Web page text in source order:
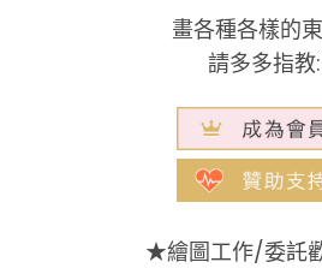
畫各種各樣的
請多多指教
★繪圖工作/委託